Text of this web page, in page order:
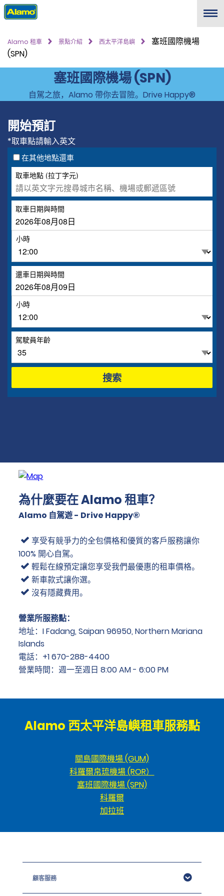
Menu
Alamo 租車 景點介紹 西太平洋島嶼
塞班國際機場
(SPN)
塞班國際機場 (SPN)
自駕之旅，Alamo 帶你去冒險。Drive Happy®
開始預訂
*取車點請輸入英文
在其他地點還車
取車地點 (拉丁字元)
取車日期與時間
小時
還車日期與時間
小時
駕駛員年齡
搜索
為什麼要在 Alamo 租車？
Alamo 自駕遊 - Drive Happy®
享受有競爭力的全包價格和優質的客戶服務讓你
100% 開心自駕。
輕鬆在線預定讓您享受我們最優惠的租車價格。
新車款式讓你選。
沒有隱藏費用。
營業所服務點：
地址：I Fadang, Saipan 96950, Northern Mariana
Islands
電話：+1 670-288-4400
營業時間：週一至週日 8:00 AM - 6:00 PM
Alamo 西太平洋島嶼租車服務點
關島國際機場 (GUM)
科羅爾帛琉機場 (ROR）
塞班國際機場 (SPN)
科羅爾
加拉班
顧客服務